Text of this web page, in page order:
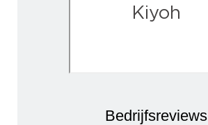
Bedrijfsreviews